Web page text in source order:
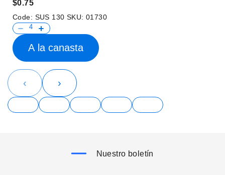
$0.75
Code: SUS 130 SKU:01730
A la canasta
‹ ›
Nuestro boletín